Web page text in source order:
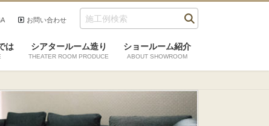
お問い合わせ
は シアタールーム造り
THEATER ROOM PRODUCE
ショールーム紹介
ABOUT SHOWROOM